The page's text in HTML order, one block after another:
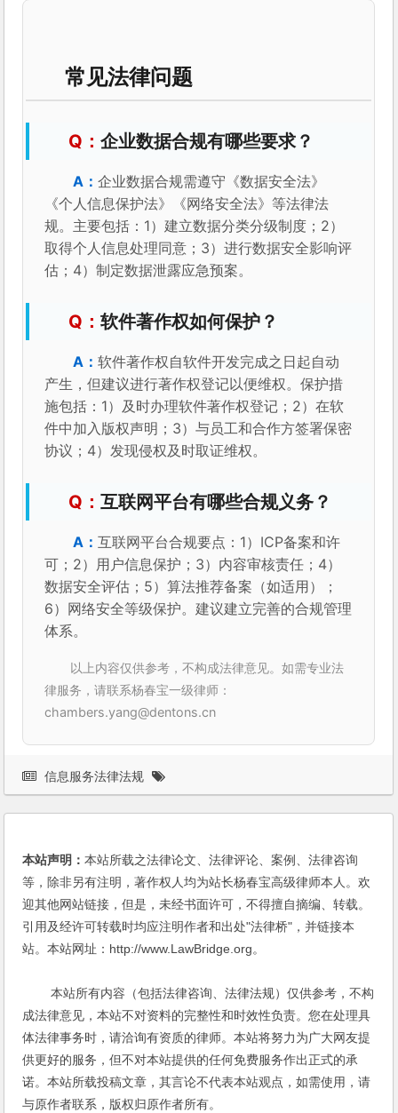
常见法律问题
企业数据合规有哪些要求？
企业数据合规需遵守《数据安全法》
《个人信息保护法》《网络安全法》等法律法
规。主要包括：1）建立数据分类分级制度；2）
取得个人信息处理同意；3）进行数据安全影响评
估；4）制定数据泄露应急预案。
软件著作权如何保护？
软件著作权自软件开发完成之日起自动
产生，但建议进行著作权登记以便维权。保护措
施包括：1）及时办理软件著作权登记；2）在软
件中加入版权声明；3）与员工和合作方签署保密
协议；4）发现侵权及时取证维权。
互联网平台有哪些合规义务？
互联网平台合规要点：1）ICP备案和许
可；2）用户信息保护；3）内容审核责任；4）
数据安全评估；5）算法推荐备案（如适用）；
6）网络安全等级保护。建议建立完善的合规管理
体系。
以上内容仅供参考，不构成法律意见。如需专业法
律服务，请联系杨春宝一级律师：
chambers.yang@dentons.cn
信息服务法律法规
本站声明：本站所载之法律论文、法律评论、案例、法律咨询
等，除非另有注明，著作权人均为站长杨春宝高级律师本人。欢
迎其他网站链接，但是，未经书面许可，不得擅自摘编、转载。
引用及经许可转载时均应注明作者和出处"法律桥"，并链接本
站。本站网址：http://www.LawBridge.org。
本站所有内容（包括法律咨询、法律法规）仅供参考，不构
成法律意见，本站不对资料的完整性和时效性负责。您在处理具
体法律事务时，请洽询有资质的律师。本站将努力为广大网友提
供更好的服务，但不对本站提供的任何免费服务作出正式的承
诺。本站所载投稿文章，其言论不代表本站观点，如需使用，请
与原作者联系，版权归原作者所有。